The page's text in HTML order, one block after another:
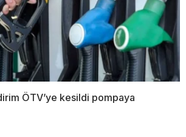
ÖTV’ye kesildi pompaya